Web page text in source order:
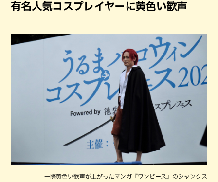
有名人気コスプレイヤーに黄色い歓声
一際黄色い歓声が上がったマンガ『ワンピース』のシャンクス